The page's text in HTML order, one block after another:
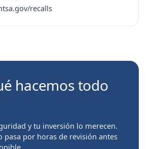
recalls
hacemos todo
y tu inversión lo merecen.
pasa por horas de revisión antes